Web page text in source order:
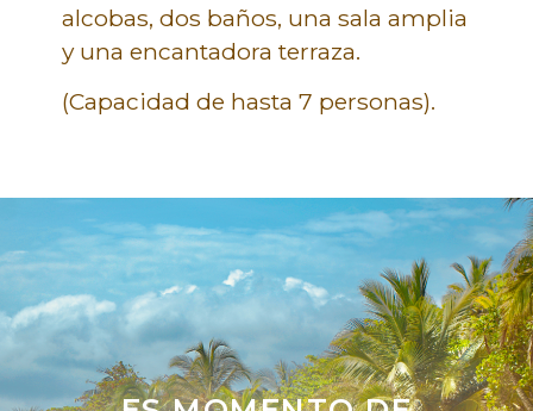
alcobas, dos baños, una sala amplia
y una encantadora terraza.
(Capacidad de hasta 7 personas).